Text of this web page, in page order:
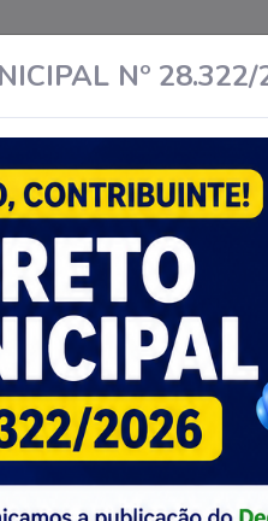
Prestadores de Fora do
Município
Nº